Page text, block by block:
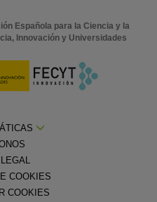
Española para la Ciencia y la
Innovación y Universidades
COOKIES
COOKIES